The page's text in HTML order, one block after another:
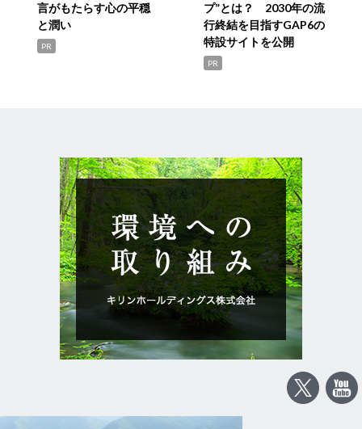
言がもたらす心の平穏
と潤い
PR
プ”とは？ 2030年の流
行終結を目指すGAP6の
特設サイトを公開
PR